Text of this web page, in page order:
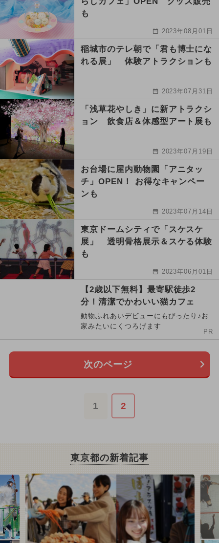
も
2023年08月01日
稲城市のテレ朝で「君も博士にな
れる展」 体験アトラクションも
2023年07月31日
「浅草花やしき」に新アトラクシ
ョン 飲食店＆体感型アート展も
2023年07月19日
お台場に屋内動物園「アニタッ
チ」OPEN！ お得なキャンペー
ンも
2023年07月14日
東京ドームシティで「スケスケ
展」 透明骨格展示＆スケる体験
も
2023年06月01日
【2歳以下無料】最寄駅徒歩2
分！清潔でかわいい猫カフェ
動物ふれあいデビューにもぴったり♪お
家みたいにくつろげます
PR
次のページ
1 2
東京都の新着記事